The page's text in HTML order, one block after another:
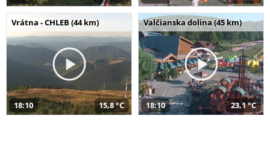
Vrátna - CHLEB (44 km)
18:10 15,8 °C
Valčianska dolina (45 km)
18:10 23,1 °C